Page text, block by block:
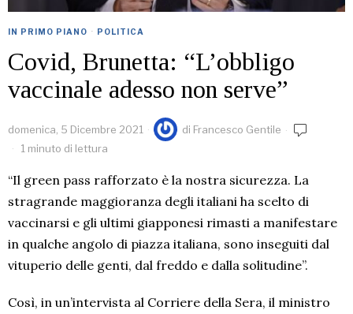
IN PRIMO PIANO · POLITICA
Covid, Brunetta: “L’obbligo
vaccinale adesso non serve”
domenica, 5 Dicembre 2021 di Francesco Gentile
1 minuto di lettura
“Il green pass rafforzato è la nostra sicurezza. La
stragrande maggioranza degli italiani ha scelto di
vaccinarsi e gli ultimi giapponesi rimasti a manifestare
in qualche angolo di piazza italiana, sono inseguiti dal
vituperio delle genti, dal freddo e dalla solitudine”.
Così, in un’intervista al Corriere della Sera, il ministro